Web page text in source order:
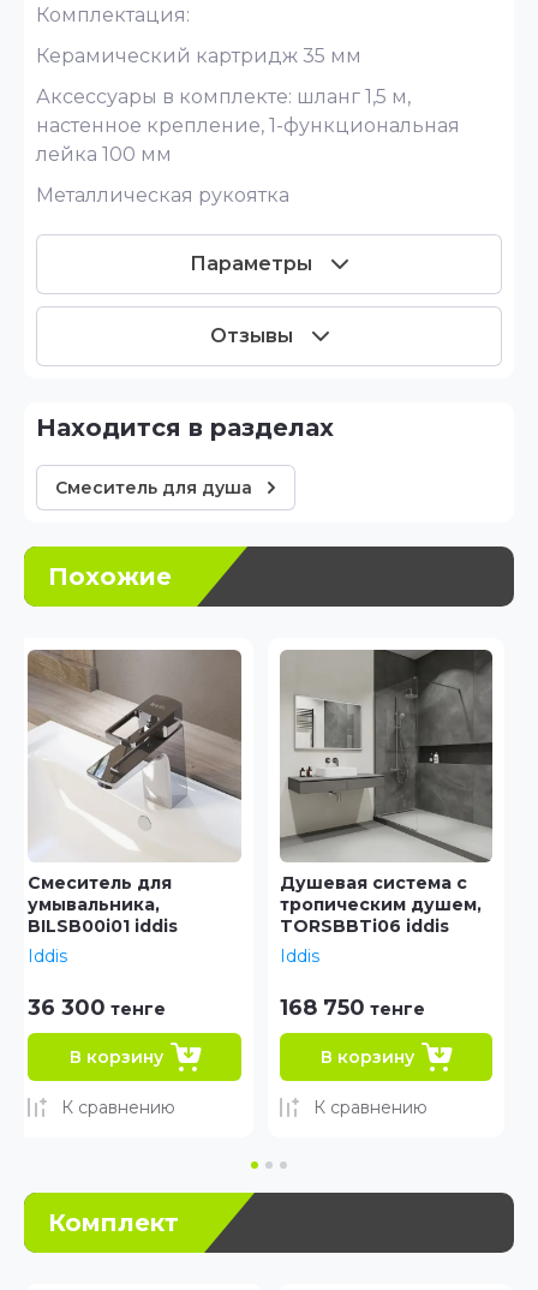
Комплектация:
Керамический картридж 35 мм
Аксессуары в комплекте: шланг 1,5 м,
настенное крепление, 1-функциональная
лейка 100 мм
Металлическая рукоятка
Параметры
Отзывы
Находится в разделах
Смеситель для душа
Похожие
Душевая система с
тропическим душем,
TORSBBTi06 iddis
Iddis
168 750 тенге
В корзину
К сравнению
Смеситель для
накладного
умывальника,
TORSB01i01 iddis
53 940 тенге
В корзину
К сравнению
Комплект